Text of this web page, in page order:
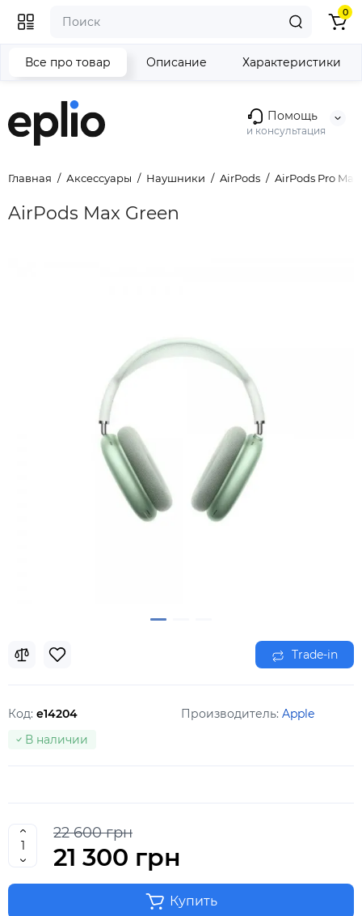
Помощь
и консультация
0
Главная Аксессуары Наушники AirPods AirPods Pro Max
AirPods Max Green
Все про товар Описание Характеристики
Trade-in
Код: e14204 Производитель: Apple
В наличии
22 600 грн
21 300 грн
Купить